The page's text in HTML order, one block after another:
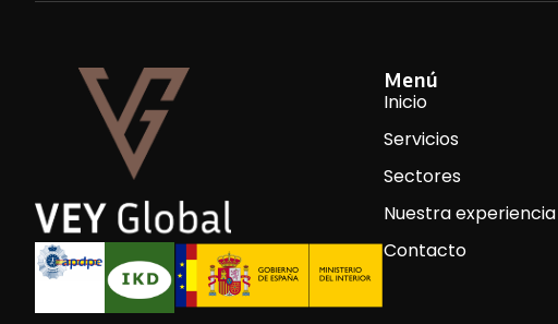
Menú
Inicio
Servicios
Sectores
Nuestra experiencia
Contacto